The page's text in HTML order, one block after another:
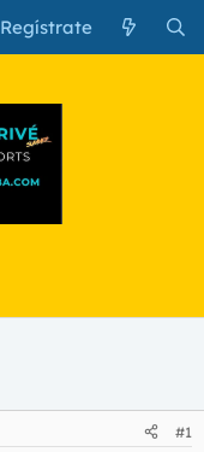
Regístrate
#1